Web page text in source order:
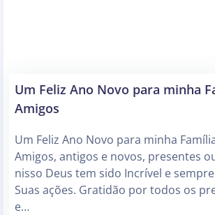
Um Feliz Ano Novo para minha
Amigos
Um Feliz Ano Novo para minha
Amigos, antigos e novos, presentes
nisso Deus tem sido Incrível e
Suas ações. Gratidão por todos os
e…